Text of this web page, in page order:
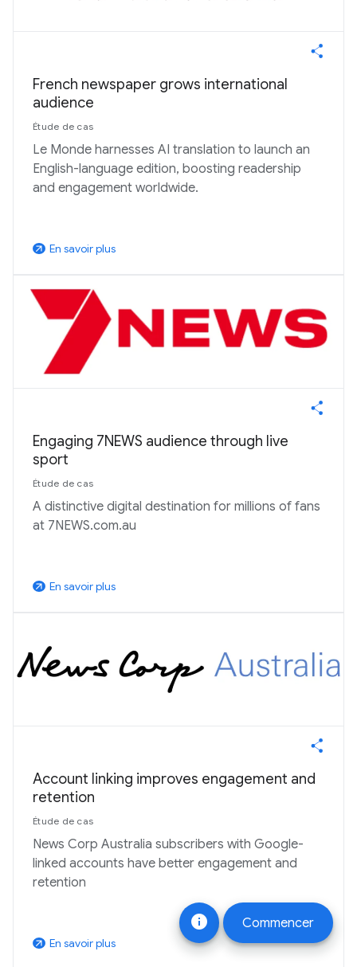
info Commencer
French newspaper grows international
audience
Étude de cas
Le Monde harnesses AI translation to launch an
English-language edition, boosting readership
and engagement worldwide.
arrow_outward En savoir plus
Engaging 7NEWS audience through live
sport
Étude de cas
A distinctive digital destination for millions of fans
at 7NEWS.com.au
arrow_outward En savoir plus
Account linking improves engagement and
retention
Étude de cas
News Corp Australia subscribers with Google-
linked accounts have better engagement and
retention
arrow_outward En savoir plus